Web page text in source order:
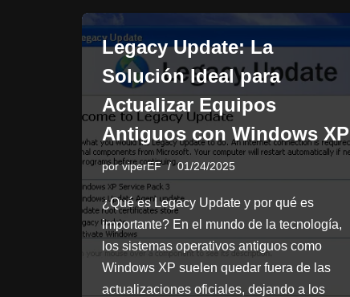
Legacy Update: La
Solución Ideal para
Actualizar Equipos
Antiguos con Windows XP
porviperEF 01/24/2025
¿Qué es Legacy Update y por qué es
importante? En el mundo de la tecnología,
los sistemas operativos antiguos como
Windows XP suelen quedar fuera de las
actualizaciones oficiales, dejando a los